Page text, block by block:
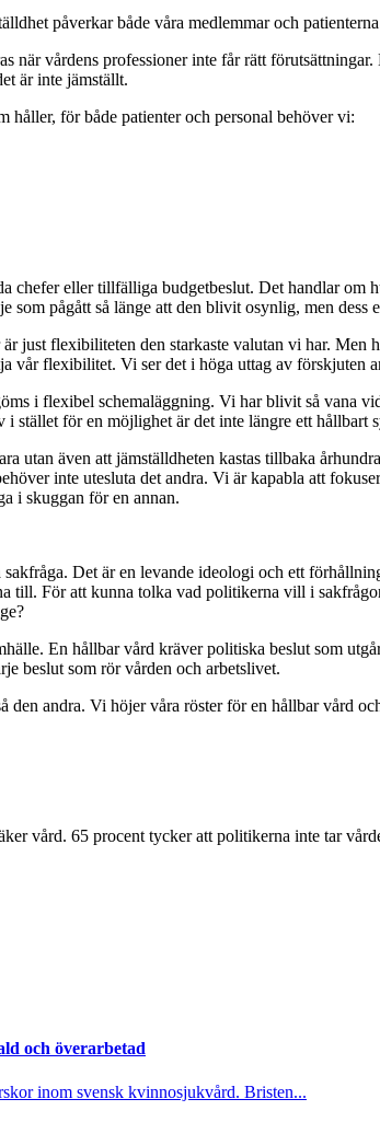
påverkar både våra medlemmar och
när vårdens professioner inte får rätt
är inte jämställt.
håller, för både patienter och personal behöver vi:
chefer eller tillfälliga budgetbeslut. Det handlar om
pågått så länge att den blivit osynlig, men dess
flexibiliteten den starkaste valutan vi har. Men
vår flexibilitet. Vi ser det i höga uttag av förskjuten
i flexibel schemaläggning. Vi har blivit så vana
för en möjlighet är det inte längre ett hållbart
utan även att jämställdheten kastas tillbaka
inte utesluta det andra. Vi är kapabla att
i skuggan för en annan.
Det är en levande ideologi och ett
För att kunna tolka vad politikerna vill i
En hållbar vård kräver politiska beslut som
beslut som rör vården och arbetslivet.
andra. Vi höjer våra röster för en hållbar vård
vård. 65 procent tycker att politikerna inte tar
och överarbetad
inom svensk kvinnosjukvård. Bristen...